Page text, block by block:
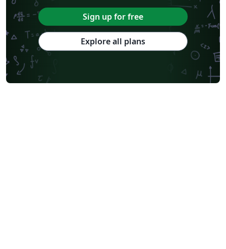
Sign up for free
Explore all plans